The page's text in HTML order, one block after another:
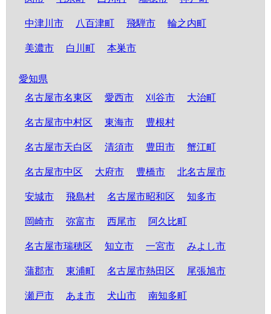
中津川市 八百津町 飛騨市 輪之内町
美濃市 白川町 本巣市
愛知県
名古屋市名東区
愛西市 刈谷市 大治町
名古屋市中村区 東海市 豊根村
名古屋市天白区 清須市 豊田市 蟹江町
名古屋市中区 大府市 豊橋市 北名古屋市
安城市 飛島村 名古屋市昭和区 知多市
岡崎市 弥富市 西尾市 阿久比町
名古屋市瑞穂区 知立市 一宮市 みよし市
蒲郡市 東浦町 名古屋市熱田区 尾張旭市
瀬戸市 あま市 犬山市 南知多町